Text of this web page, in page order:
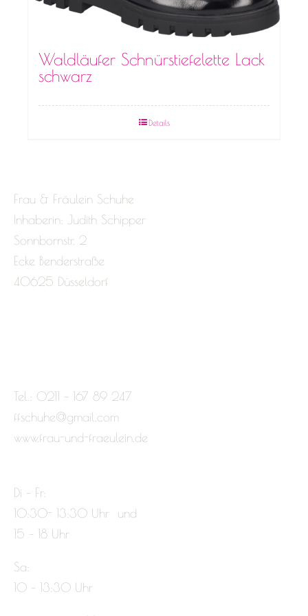
Waldläufer Schnürstiefelette Lack
schwarz
Details
Frau & Fräulein Schuhe
Inhaberin: Judith Schipper
Sonnbornstr. 2
Ecke Benderstraße
40625 Düsseldorf
Tel.: 0211 – 167 89 247
ffschuhe@gmail.com
www.frau-und-fraeulein.de
Di – Fr:
10:30- 13:30 Uhr und
15 – 18 Uhr
Sa:
10 – 13:30 Uhr